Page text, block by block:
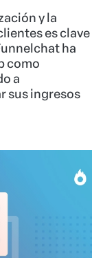
y la
es clave
ha
como
a
sus ingresos